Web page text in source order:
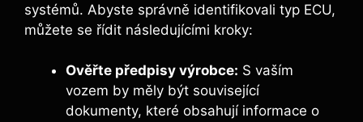
systémů. Abyste správně identifikovali typ ECU,
můžete se řídit následujícími kroky:
Ověřte předpisy výrobce: S vaším
vozem by měly být související
dokumenty, které obsahují informace o